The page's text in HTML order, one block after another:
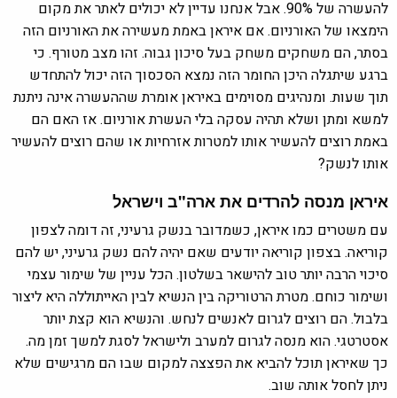
להעשרה של 90%. אבל אנחנו עדיין לא יכולים לאתר את מקום
הימצאו של האורניום. אם איראן באמת מעשירה את האורניום הזה
בסתר, הם משחקים משחק בעל סיכון גבוה. זהו מצב מטורף. כי
ברגע שיתגלה היכן החומר הזה נמצא הסכסוך הזה יכול להתחדש
תוך שעות. ומנהיגים מסוימים באיראן אומרת שההעשרה אינה ניתנת
למשא ומתן ושלא תהיה עסקה בלי העשרת אורניום. אז האם הם
באמת רוצים להעשיר אותו למטרות אזרחיות או שהם רוצים להעשיר
אותו לנשק?
איראן מנסה להרדים את ארה"ב וישראל
עם משטרים כמו איראן, כשמדובר בנשק גרעיני, זה דומה לצפון
קוריאה. בצפון קוריאה יודעים שאם יהיה להם נשק גרעיני, יש להם
סיכוי הרבה יותר טוב להישאר בשלטון. הכל עניין של שימור עצמי
ושימור כוחם. מטרת הרטוריקה בין הנשיא לבין האייתוללה היא ליצור
בלבול. הם רוצים לגרום לאנשים לנחש. והנשיא הוא קצת יותר
אסטרטגי. הוא מנסה לגרום למערב ולישראל לסגת למשך זמן מה.
כך שאיראן תוכל להביא את הפצצה למקום שבו הם מרגישים שלא
ניתן לחסל אותה שוב.